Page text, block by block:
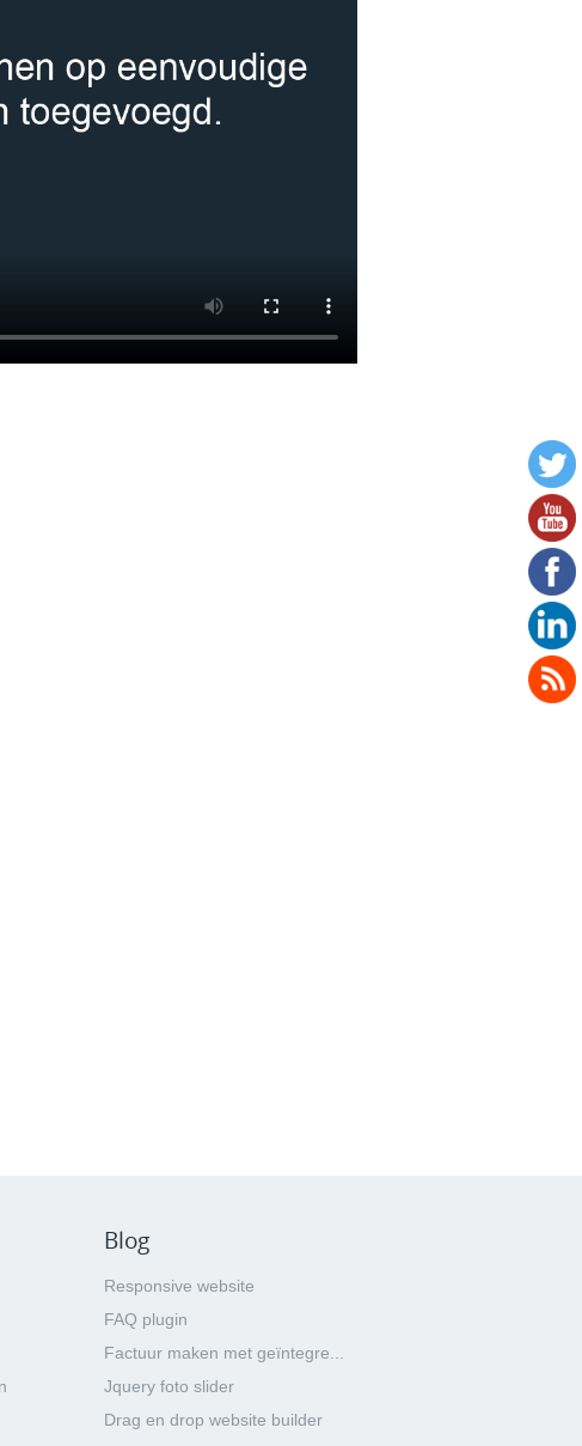
Blog
Responsive website
FAQ plugin
Factuur maken met geïntegre...
Jquery foto slider
Drag en drop website builder